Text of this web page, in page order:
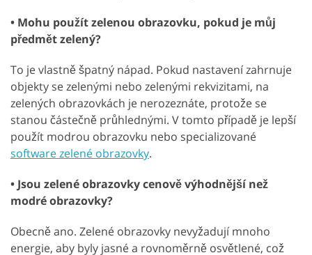
• Mohu použít zelenou obrazovku, pokud je můj
předmět zelený?
To je vlastně špatný nápad. Pokud nastavení zahrnuje
objekty se zelenými nebo zelenými rekvizitami, na
zelených obrazovkách je nerozeznáte, protože se
stanou částečně průhlednými. V tomto případě je lepší
použít modrou obrazovku nebo specializované
software zelené obrazovky.
• Jsou zelené obrazovky cenově výhodnější než
modré obrazovky?
Obecně ano. Zelené obrazovky nevyžadují mnoho
energie, aby byly jasné a rovnoměrně osvětlené, což